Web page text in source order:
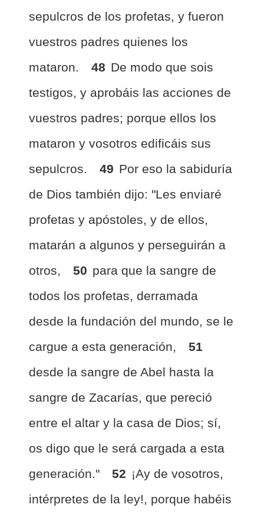
sepulcros de los profetas, y fueron
vuestros padres quienes los
mataron.
48 De modo que sois
testigos, y aprobáis las acciones de
vuestros padres; porque ellos los
mataron y vosotros edificáis sus
sepulcros.
49 Por eso la sabiduría
de Dios también dijo: "Les enviaré
profetas y apóstoles, y de ellos,
matarán a algunos y perseguirán a
otros,
50 para que la sangre de
todos los profetas, derramada
desde la fundación del mundo, se le
cargue a esta generación,
51
desde la sangre de Abel hasta la
sangre de Zacarías, que pereció
entre el altar y la casa de Dios; sí,
os digo que le será cargada a esta
generación."
52 ¡Ay de vosotros,
intérpretes de la ley!, porque habéis